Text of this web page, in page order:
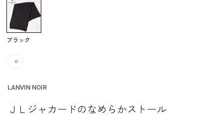
ブラック
○
LANVIN NOIR
ＪＬジャカードのなめらかストール